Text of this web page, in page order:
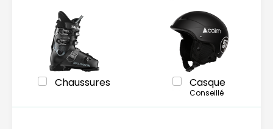
Chaussures Casque
Conseillé